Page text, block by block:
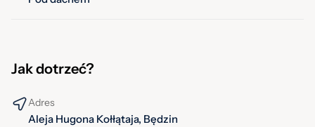
Jak dotrzeć?
Adres
Aleja Hugona Kołłątaja, Będzin